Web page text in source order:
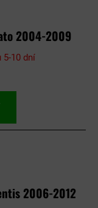
2004-2009
5-10 dní
2006-2012